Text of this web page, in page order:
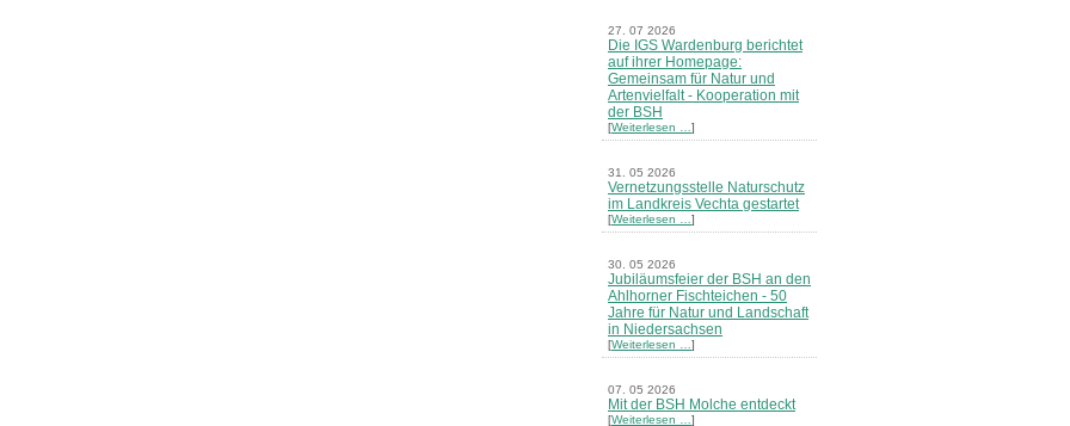
27. 07 2026
Die IGS Wardenburg berichtet
auf ihrer Homepage:
Gemeinsam für Natur und
Artenvielfalt - Kooperation mit
der BSH
[Weiterlesen … ]
31. 05 2026
Vernetzungsstelle Naturschutz
im Landkreis Vechta gestartet
[Weiterlesen … ]
30. 05 2026
Jubiläumsfeier der BSH an den
Ahlhorner Fischteichen - 50
Jahre für Natur und Landschaft
in Niedersachsen
[Weiterlesen … ]
07. 05 2026
Mit der BSH Molche entdeckt
[Weiterlesen … ]